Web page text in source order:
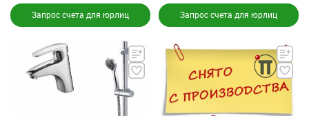
Запрос счета для юрлиц Запрос счета для юрлиц